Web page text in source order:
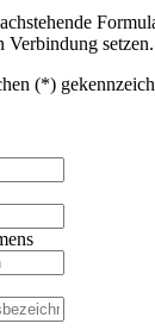
setzen.
(*)